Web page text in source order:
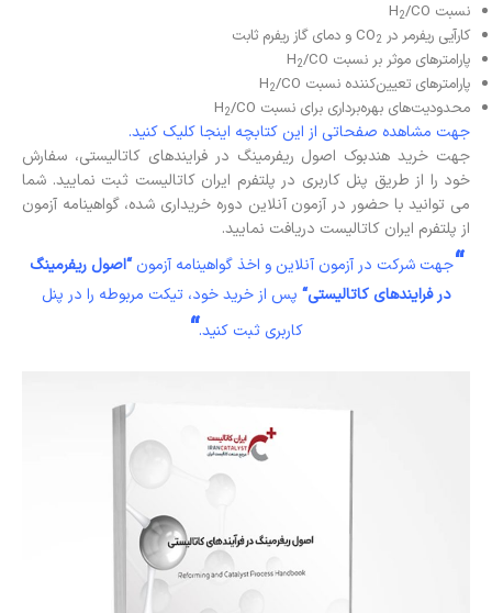
نسبت H
2/CO
کارآیی ریفرمر در CO 2
و دمای گاز ریفرم ثابت
پارامترهای موثر بر نسبت H
2/CO
پارامترهای تعیین‌کننده نسبت H
2/CO
محدودیت‌های بهره‌برداری برای نسبت H
2/CO
جهت مشاهده صفحاتی از این کتابچه اینجا کلیک کنید.
جهت خرید هندبوک اصول ریفرمینگ در فرایندهای کاتالیستی، سفارش
خود را از طریق پنل کاربری در پلتفرم ایران کاتالیست ثبت نمایید. شما
می توانید با حضور در آزمون آنلاین دوره خریداری شده، گواهینامه آزمون
از پلتفرم ایران کاتالیست دریافت نمایید.
“جهت شرکت در آزمون آنلاین و اخذ گواهینامه آزمون“اصول ریفرمینگ
در فرایندهای کاتالیستی“ پس از خرید خود، تیکت مربوطه را در پنل
کاربری ثبت کنید.“